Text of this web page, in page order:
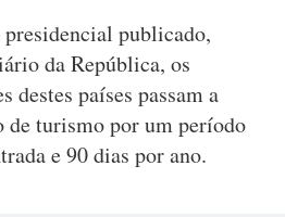
publicado,
da República, os
destes países passam a
de turismo por um período
e 90 dias por ano.